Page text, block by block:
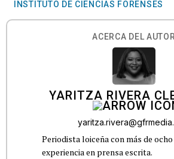
INSTITUTO DE CIENCIAS FORENSES
ACERCA DEL AUTOR
YARITZA RIVERA
Periodista loiceña con más de ocho
experiencia en prensa escrita.